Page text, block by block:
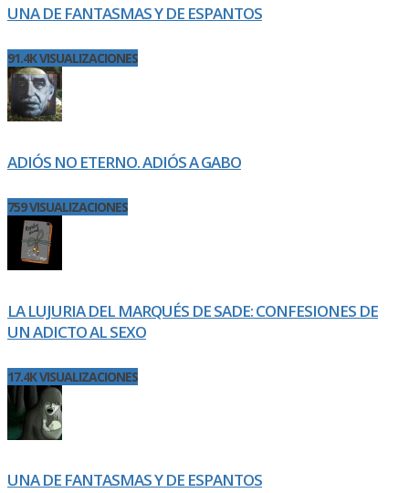
UNA DE FANTASMAS Y DE ESPANTOS
91.4K VISUALIZACIONES
ADIÓS NO ETERNO. ADIÓS A GABO
759 VISUALIZACIONES
LA LUJURIA DEL MARQUÉS DE SADE: CONFESIONES DE
UN ADICTO AL SEXO
17.4K VISUALIZACIONES
UNA DE FANTASMAS Y DE ESPANTOS